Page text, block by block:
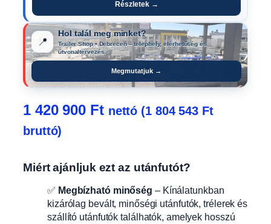
Részletek →
📍
Hol talál meg minket?
Trailer Shop • Debrecen – telephely, elérhetőség és
útvonaltervezés.
Megmutatjuk →
1 420 900 Ft nettó (1 804 543 Ft
bruttó)
Miért ajánljuk ezt az utánfutót?
✅ Megbízható minőség – Kínálatunkban
kizárólag bevált, minőségi utánfutók, trélerek és
szállító utánfutók találhatók, amelyek hosszú